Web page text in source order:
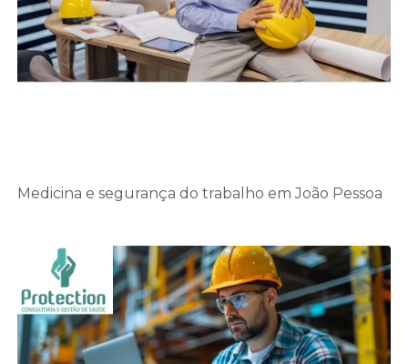
Medicina e segurança do trabalho em João Pessoa